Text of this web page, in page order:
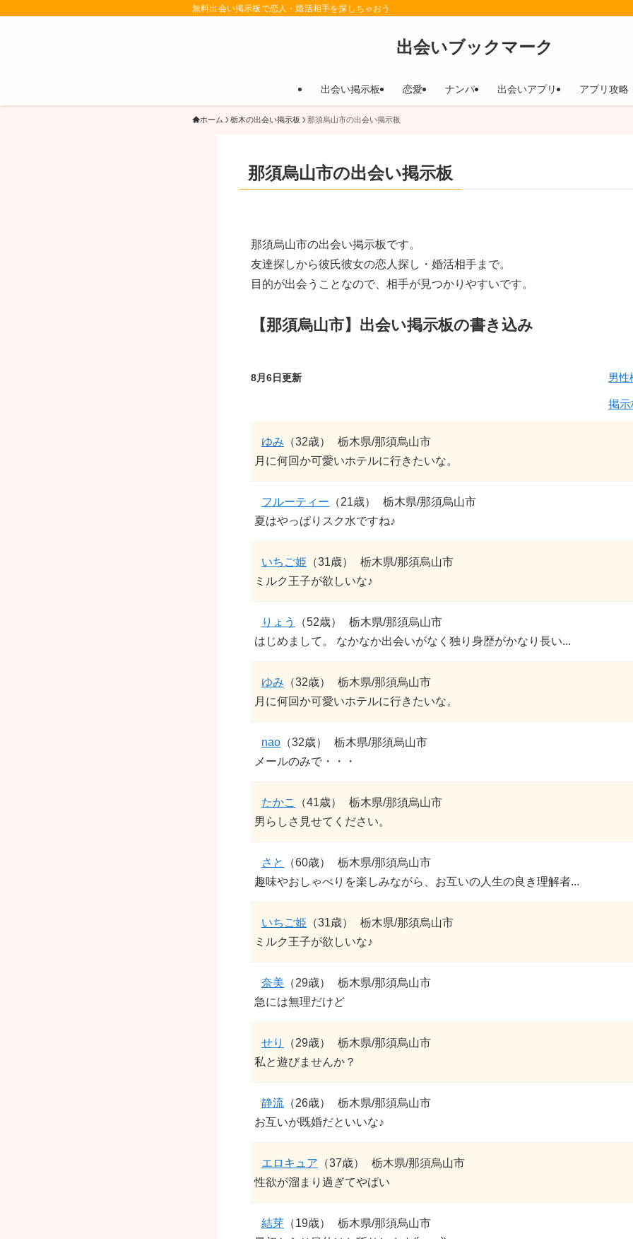
無料出会い掲示板で恋人・婚活相手を探しちゃおう
出会いブックマーク
出会い掲示板 恋愛 ナンパ 出会いアプリ アプリ攻略
ホーム 栃木の出会い掲示板 那須烏山市の出会い掲示板
那須烏山市の出会い掲示板
那須烏山市の出会い掲示板です。
友達探しから彼氏彼女の恋人探し・婚活相手まで。
目的が出会うことなので、相手が見つかりやすいです。
【那須烏山市】出会い掲示板の書き込み
8月6日更新 男性
掲示
ゆみ （32歳）
栃木県/那須烏山市
月に何回か可愛いホテルに行きたいな。
フルーティー （21歳）
栃木県/那須烏山市
夏はやっぱりスク水ですね♪
いちご姫 （31歳）
栃木県/那須烏山市
ミルク王子が欲しいな♪
りょう （52歳）
栃木県/那須烏山市
はじめまして。 なかなか出会いがなく独り身歴がかなり長い...
ゆみ （32歳）
栃木県/那須烏山市
月に何回か可愛いホテルに行きたいな。
nao （32歳）
栃木県/那須烏山市
メールのみで・・・
たかこ （41歳）
栃木県/那須烏山市
男らしさ見せてください。
さと （60歳）
栃木県/那須烏山市
趣味やおしゃべりを楽しみながら、お互いの人生の良き理解者...
いちご姫 （31歳）
栃木県/那須烏山市
ミルク王子が欲しいな♪
奈美 （29歳）
栃木県/那須烏山市
急には無理だけど
せり （29歳）
栃木県/那須烏山市
私と遊びませんか？
静流 （26歳）
栃木県/那須烏山市
お互いが既婚だといいな♪
エロキュア （37歳）
栃木県/那須烏山市
性欲が溜まり過ぎてやばい
結芽 （19歳）
栃木県/那須烏山市